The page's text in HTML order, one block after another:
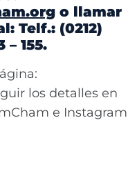
o llamar
Telf.: (0212)
– 155.
los detalles en
e Instagram